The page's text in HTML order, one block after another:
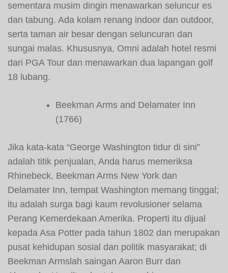
sementara musim dingin menawarkan seluncur es
dan tabung. Ada kolam renang indoor dan outdoor,
serta taman air besar dengan seluncuran dan
sungai malas. Khususnya, Omni adalah hotel resmi
dari PGA Tour dan menawarkan dua lapangan golf
18 lubang.
Beekman Arms and Delamater Inn
(1766)
Jika kata-kata “George Washington tidur di sini”
adalah titik penjualan, Anda harus memeriksa
Rhinebeck, Beekman Arms New York dan
Delamater Inn, tempat Washington memang tinggal;
itu adalah surga bagi kaum revolusioner selama
Perang Kemerdekaan Amerika. Properti itu dijual
kepada Asa Potter pada tahun 1802 dan merupakan
pusat kehidupan sosial dan politik masyarakat; di
Beekman Armslah saingan Aaron Burr dan